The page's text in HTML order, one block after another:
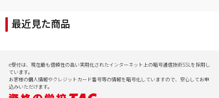
病院経営実務
社会保険労務士実務
記憶力（アクティブ・ブレイン）
会計実務
最近見た商品
e受付は、現在最も信頼性の高い実用化されたインターネット上の暗号通信技術SSLを採用し
ています。
お客様の個人情報やクレジットカード番号等の情報を暗号化していますので、安心してお申
込みいただけます。